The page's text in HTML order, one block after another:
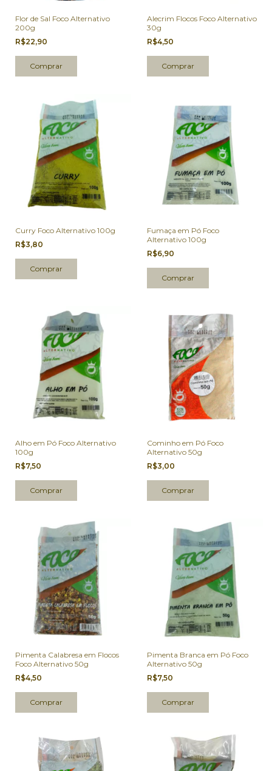
Flor de Sal Foco Alternativo
200g
R$22,90
Alecrim Flocos Foco Alternativo
30g
R$4,50
Curry Foco Alternativo 100g
R$3,80
Fumaça em Pó Foco
Alternativo 100g
R$6,90
Alho em Pó Foco Alternativo
100g
R$7,50
Cominho em Pó Foco
Alternativo 50g
R$3,00
Pimenta Calabresa em Flocos
Foco Alternativo 50g
R$4,50
Pimenta Branca em Pó Foco
Alternativo 50g
R$7,50